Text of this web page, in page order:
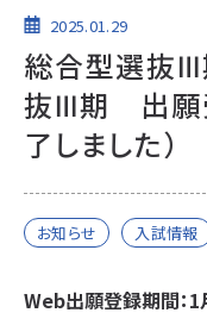
2025.01.29
総合型選抜Ⅲ
抜Ⅲ期 出願
了しました）
お知らせ 入試情報
Web出願登録期間：